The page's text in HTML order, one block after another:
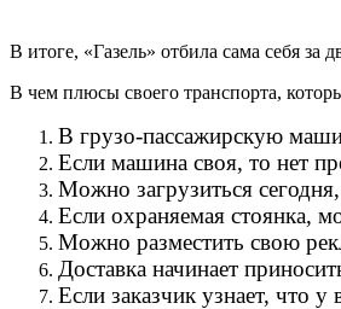
В итоге, «Газель» отбила сама себя за
В чем плюсы своего транспорта,
В грузо-пассажирскую
Если машина своя, то нет
Можно загрузиться сегодня,
Если охраняемая стоянка,
Можно разместить свою
Доставка начинает
Если заказчик узнает, что